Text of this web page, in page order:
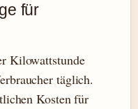
für
Kilowattstunde
täglich.
Kosten für